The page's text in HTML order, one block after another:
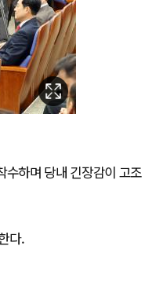
수하며 당내 긴장감이 고조
다.